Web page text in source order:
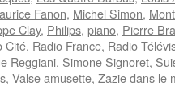
Fanon, Michel Simon,
Clay, Philips, piano, Pierre
Cité, Radio France, Radio
Reggiani, Simone Signoret,
, Valse amusette, Zazie dans le